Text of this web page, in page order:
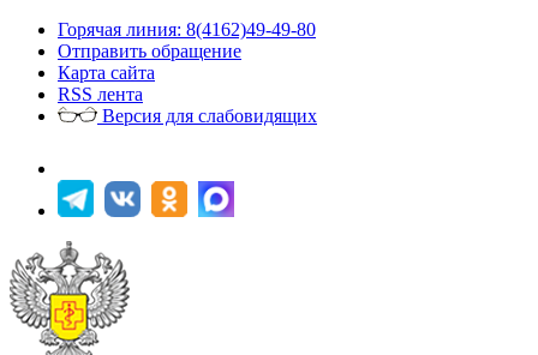
Горячая линия: 8(4162)49-49-80
Отправить обращение
Карта сайта
RSS лента
Версия для слабовидящих